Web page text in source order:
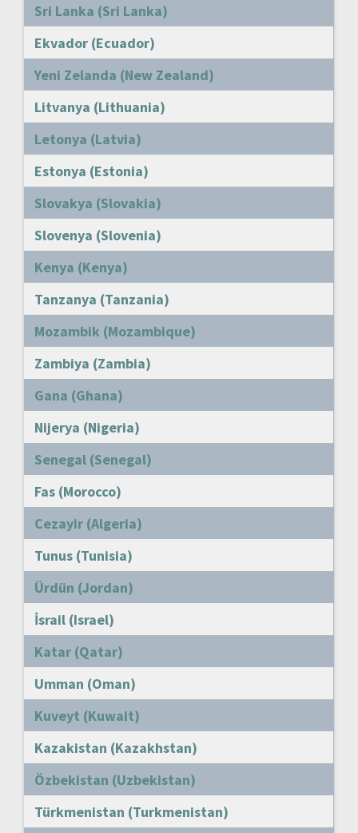
Sri Lanka (Sri Lanka)
Ekvador (Ecuador)
Yeni Zelanda (New Zealand)
Litvanya (Lithuania)
Letonya (Latvia)
Estonya (Estonia)
Slovakya (Slovakia)
Slovenya (Slovenia)
Kenya (Kenya)
Tanzanya (Tanzania)
Mozambik (Mozambique)
Zambiya (Zambia)
Gana (Ghana)
Nijerya (Nigeria)
Senegal (Senegal)
Fas (Morocco)
Cezayir (Algeria)
Tunus (Tunisia)
Ürdün (Jordan)
İsrail (Israel)
Katar (Qatar)
Umman (Oman)
Kuveyt (Kuwait)
Kazakistan (Kazakhstan)
Özbekistan (Uzbekistan)
Türkmenistan (Turkmenistan)